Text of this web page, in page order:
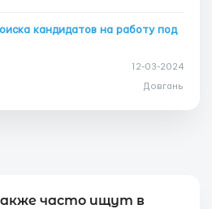
кандидатов на работу под
12-03-2024
Довгань
часто ищут в